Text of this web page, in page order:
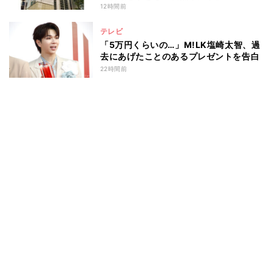
12時間前
テレビ
「5万円くらいの…」M!LK塩崎太智、過
去にあげたことのあるプレゼントを告白
22時間前